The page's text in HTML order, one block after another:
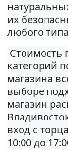
их
любого
Стоимость
категорий
магазина
выборе
магазин
вход с
10:00 до